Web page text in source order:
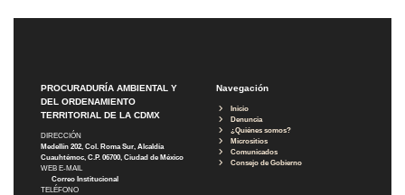
PROCURADURÍA AMBIENTAL Y
DEL ORDENAMIENTO
TERRITORIAL DE LA CDMX
DIRECCIÓN
Medellín 202, Col. Roma Sur, Alcaldía
Cuauhtémoc, C.P. 06700, Ciudad de México
WEB E-MAIL
Correo Institucional
TELÉFONO
Navegación
Inicio
Denuncia
¿Quiénes somos?
Micrositios
Comunicados
Consejo de Gobierno